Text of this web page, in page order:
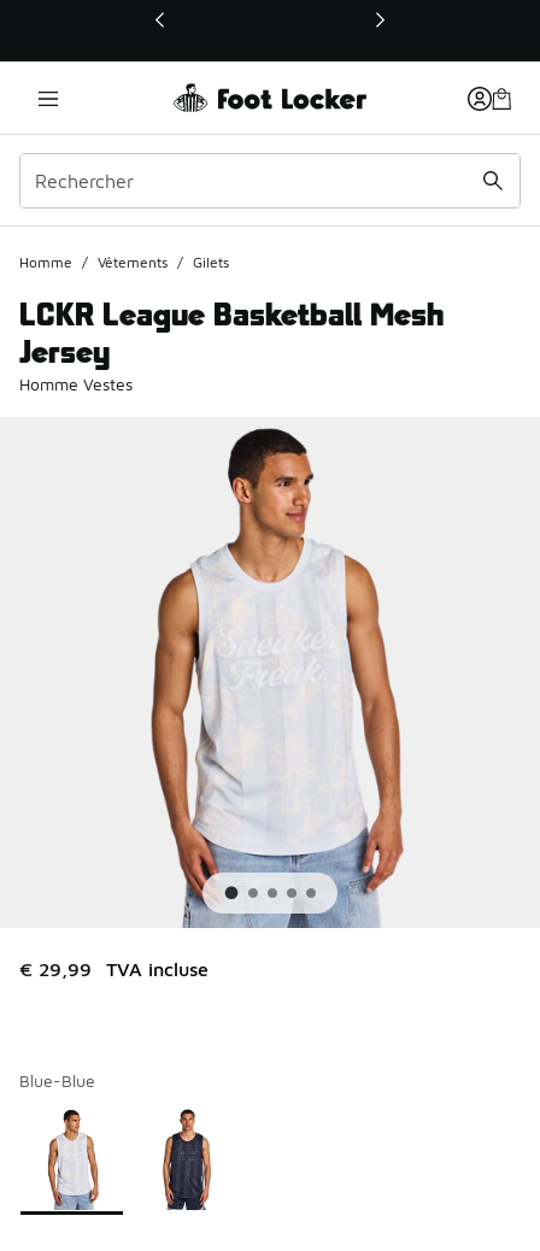
Ce lien ouvrira une nouvelle fenêtre
Homme / Vêtements / Gilets
LCKR League Basketball Mesh
Jersey
Homme Vestes
€ 29,99 TVA incluse
Blue-Blue
Page 1 sur 1 affichant 1 à 2 des 2 couleurs.
Merci de sélectionner un style